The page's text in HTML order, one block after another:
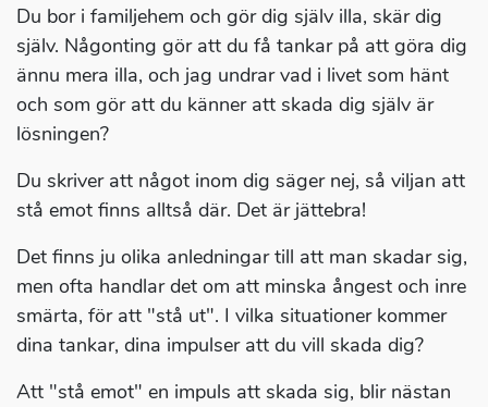
Du bor i familjehem och gör dig själv illa, skär dig
själv. Någonting gör att du få tankar på att göra dig
ännu mera illa, och jag undrar vad i livet som hänt
och som gör att du känner att skada dig själv är
lösningen?
Du skriver att något inom dig säger nej, så viljan att
stå emot finns alltså där. Det är jättebra!
Det finns ju olika anledningar till att man skadar sig,
men ofta handlar det om att minska ångest och inre
smärta, för att "stå ut". I vilka situationer kommer
dina tankar, dina impulser att du vill skada dig?
Att "stå emot" en impuls att skada sig, blir nästan